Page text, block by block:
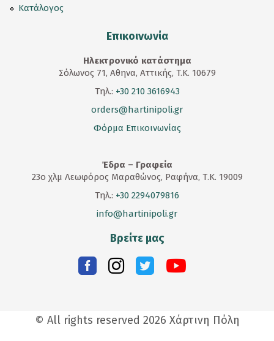
Κατάλογος
Επικοινωνία
Ηλεκτρονικό κατάστημα
Σόλωνος 71, Αθηνα, Αττικής, T.K. 10679
Τηλ.: +30 210 3616943
orders@hartinipoli.gr
Φόρμα Επικοινωνίας
Έδρα – Γραφεία
23ο χλμ Λεωφόρος Μαραθώνος, Ραφήνα, Τ.Κ. 19009
Τηλ.: +30 2294079816
info@hartinipoli.gr
Βρείτε μας
© All rights reserved 2026 Χάρτινη Πόλη